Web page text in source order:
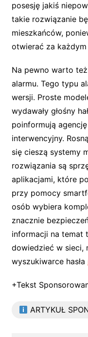
posesję jakiś
takie rozwiązanie
mieszkańców,
otwierać za
Na pewno warto
alarmu. Tego typu
wersji. Proste
wydawały głośny
poinformują
interwencyjny.
się cieszą systemy
rozwiązania są
aplikacjami, które
przy pomocy
osób wybiera
znacznie
informacji na temat
dowiedzieć w sieci,
wyszukiwarce hasła
+Tekst
ARTYKUŁ